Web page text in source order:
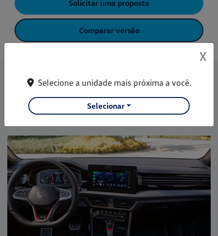
Solicitar uma proposta
Comparar versão
Informações sobre Jetta
Conectividade Performance
X
Selecione a unidade mais próxima a você.
Selecionar